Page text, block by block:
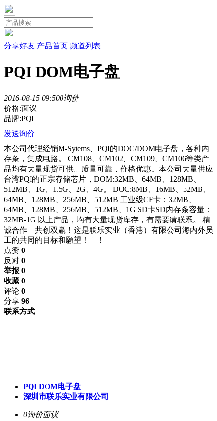
分享好友 产品首页 频道列表
PQI DOM电子盘
2016-08-15 09:500询价
价格:面议
品牌:PQI
发送询价
本公司代理经销M-Sytems、PQI的DOC/DOM电子盘，各种内
存条，集成电路。 CM108、CM102、CM109、CM106等类产
品均有大量现货可供。质量可靠，价格优惠。本公司大量供应
台湾PQI的正宗存储芯片，DOM:32MB、64MB、128MB、
512MB、1G、1.5G、2G、4G。 DOC:8MB、16MB、32MB、
64MB、128MB、256MB、512MB 工业级CF卡：32MB、
64MB、128MB、256MB、512MB、1G SD卡SD内存条容量：
32MB-1G 以上产品，均有大量现货库存，有需要请联系。 精
诚合作，共创双赢！这是联乐实业（香港）有限公司海内外员
工的共同的目标和願望！！！
点赞 0
反对 0
举报 0
收藏 0
评论 0
分享 96
联系方式
PQI DOM电子盘
深圳市联乐实业有限公司
0询价面议